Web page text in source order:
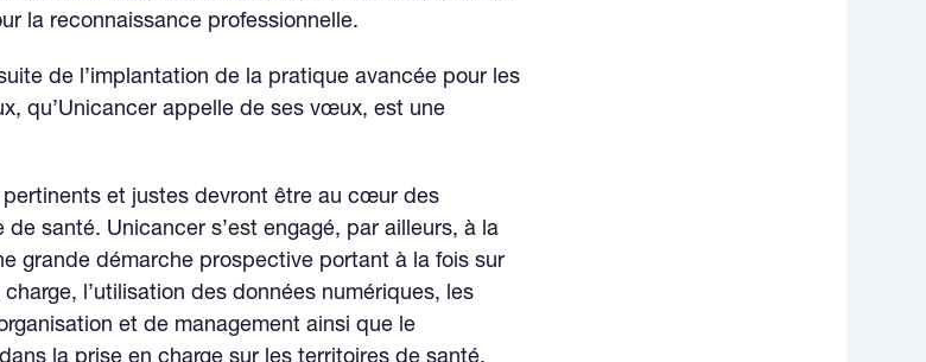
la reconnaissance professionnelle.
de l’implantation de la pratique avancée pour les
qu’Unicancer appelle de ses vœux, est une
et justes devront être au cœur des
de santé. Unicancer s’est engagé, par ailleurs, à la
grande démarche prospective portant à la fois sur
l’utilisation des données numériques, les
et de management ainsi que le